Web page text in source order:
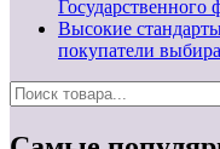
Государственного
Высокие
покупатели